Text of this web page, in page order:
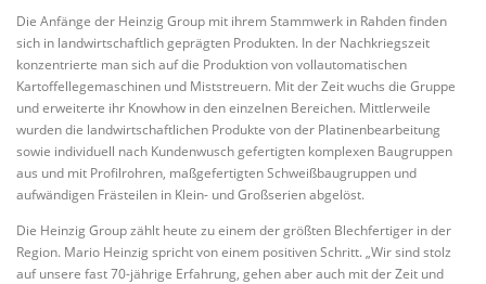
Die Anfänge der Heinzig Group mit ihrem Stammwerk in Rahden finden
sich in landwirtschaftlich geprägten Produkten. In der Nachkriegszeit
konzentrierte man sich auf die Produktion von vollautomatischen
Kartoffellegemaschinen und Miststreuern. Mit der Zeit wuchs die Gruppe
und erweiterte ihr Knowhow in den einzelnen Bereichen. Mittlerweile
wurden die landwirtschaftlichen Produkte von der Platinenbearbeitung
sowie individuell nach Kundenwusch gefertigten komplexen Baugruppen
aus und mit Profilrohren, maßgefertigten Schweißbaugruppen und
aufwändigen Frästeilen in Klein- und Großserien abgelöst.
Die Heinzig Group zählt heute zu einem der größten Blechfertiger in der
Region. Mario Heinzig spricht von einem positiven Schritt. „Wir sind stolz
auf unsere fast 70-jährige Erfahrung, gehen aber auch mit der Zeit und